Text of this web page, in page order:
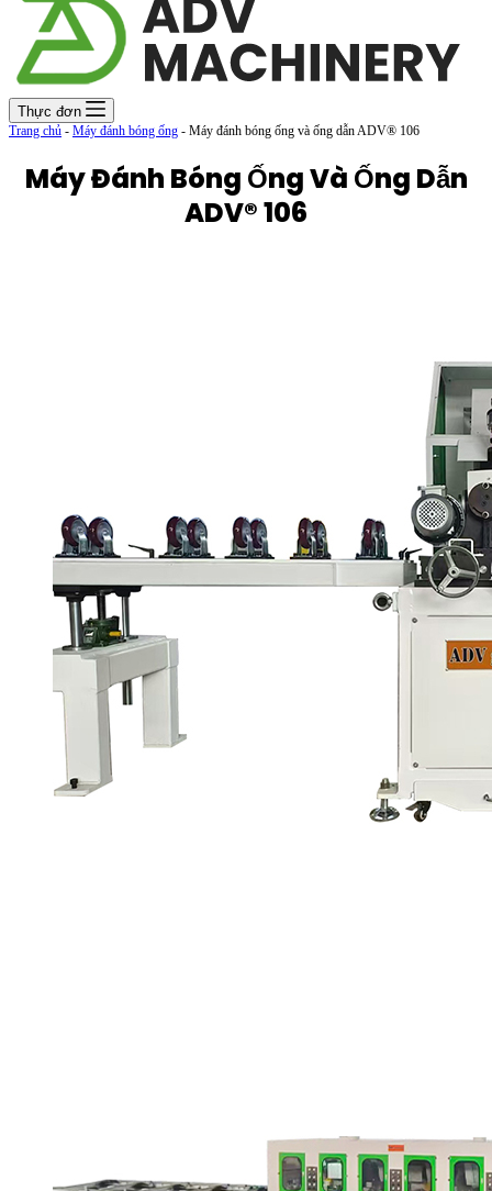
Thực đơn
Trang chủ - Máy đánh bóng ống - Máy đánh bóng ống và ống dẫn ADV® 106
Máy Đánh Bóng Ống Và Ống Dẫn
ADV® 106